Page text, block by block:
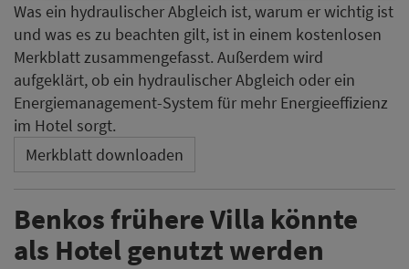
Was ein hydraulischer Abgleich ist, warum er wichtig ist
und was es zu beachten gilt, ist in einem kostenlosen
Merkblatt zusammengefasst. Außerdem wird
aufgeklärt, ob ein hydraulischer Abgleich oder ein
Energiemanagement-System für mehr Energieeffizienz
im Hotel sorgt.
Merkblatt downloaden
Benkos frühere Villa könnte
als Hotel genutzt werden